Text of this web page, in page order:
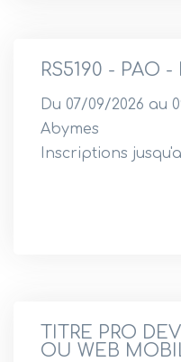
RS5190 - PAO -
Du 07/09/2026 au
Abymes
Inscriptions
TITRE PRO
OU WEB